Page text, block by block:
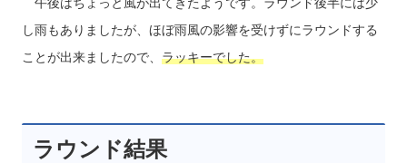
午後はちょっと風が出てきたようです。ラウンド後半には少
し雨もありましたが、ほぼ雨風の影響を受けずにラウンドする
ことが出来ましたので、 ラッキーでした。
ラウンド結果